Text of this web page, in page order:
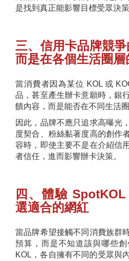
是找到真正能影響目標受眾決策
三、信用卡品牌競爭
而是在各個生活圈層
當消費者因為某位 KOL 或
品，甚至產生辦卡意願時，銀
饋內容，而是能否在不同生活
因此，品牌不應只追求高曝光
度契合、粉絲黏著度高的創作
容時，即使主要不是在介紹信
者信任，進而影響辦卡決策。
四、體驗
選適合的網紅
當品牌希望接觸不同消費族群
預算，而是不知道該與哪些
KOL，各自擁有不同的受眾與